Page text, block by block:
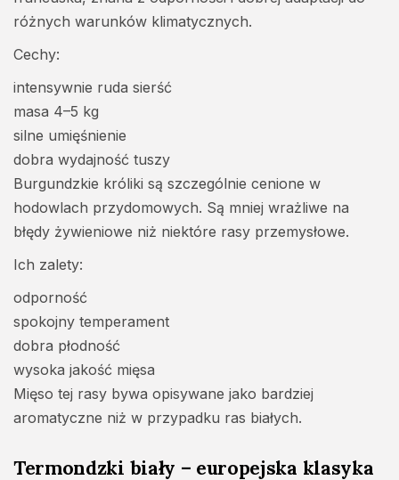
różnych warunków klimatycznych.
Cechy:
intensywnie ruda sierść
masa 4–5 kg
silne umięśnienie
dobra wydajność tuszy
Burgundzkie króliki są szczególnie cenione w
hodowlach przydomowych. Są mniej wrażliwe na
błędy żywieniowe niż niektóre rasy przemysłowe.
Ich zalety:
odporność
spokojny temperament
dobra płodność
wysoka jakość mięsa
Mięso tej rasy bywa opisywane jako bardziej
aromatyczne niż w przypadku ras białych.
Termondzki biały – europejska klasyka